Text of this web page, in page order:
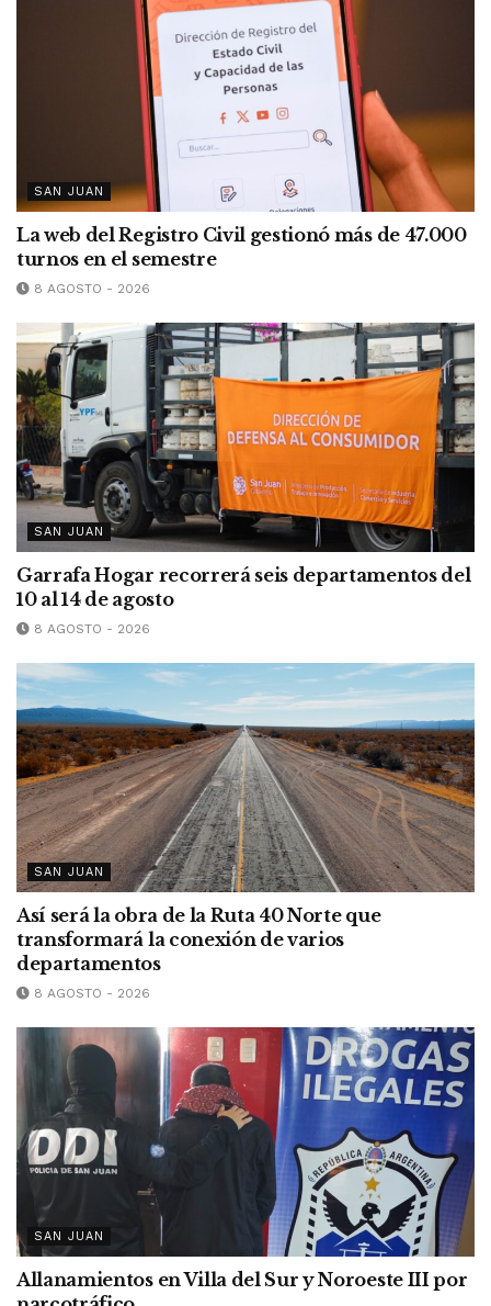
SAN JUAN
La web del Registro Civil gestionó más de 47.000
turnos en el semestre
8 AGOSTO - 2026
SAN JUAN
Garrafa Hogar recorrerá seis departamentos del
10 al 14 de agosto
8 AGOSTO - 2026
SAN JUAN
Así será la obra de la Ruta 40 Norte que
transformará la conexión de varios
departamentos
8 AGOSTO - 2026
SAN JUAN
Allanamientos en Villa del Sur y Noroeste III por